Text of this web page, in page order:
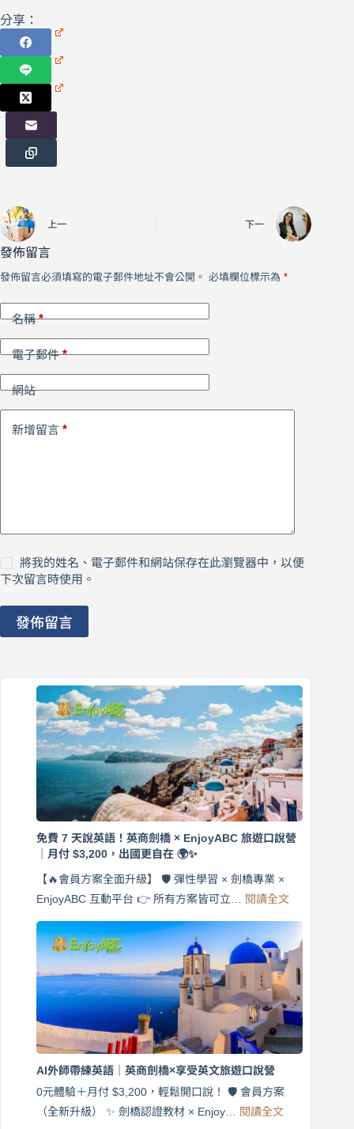
分享：
上一 下一
發佈留言
發佈留言必須填寫的電子郵件地址不會公開。 必填欄位標示為 *
名稱*
電子郵件*
網站
新增留言 *
將我的姓名、電子郵件和網站保存在此瀏覽器中，以便
下次留言時使用。
發佈留言
免費 7 天說英語！英商劍橋 × EnjoyABC 旅遊口說營
｜月付 $3,200，出國更自在 🌍✨
【🔥會員方案全面升級】 🛡️ 彈性學習 × 劍橋專業 ×
EnjoyABC 互動平台 👉 所有方案皆可立… 閱讀全文:
費
天
說
英
語！
英
商
劍
AI外師帶練英語｜英商劍橋×享受英文旅遊口說營
0元體驗＋月付 $3,200，輕鬆開口說！ 🛡️ 會員方案
（全新升級） ✨ 劍橋認證教材 × Enjoy… 閱讀全文: